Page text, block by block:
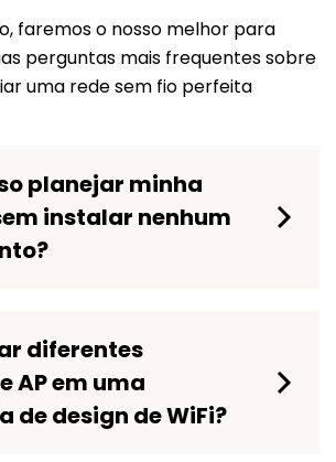
faremos o nosso melhor para
perguntas mais frequentes sobre
uma rede sem fio perfeita
planejar minha
instalar nenhum
diferentes
AP em uma
de design de WiFi?